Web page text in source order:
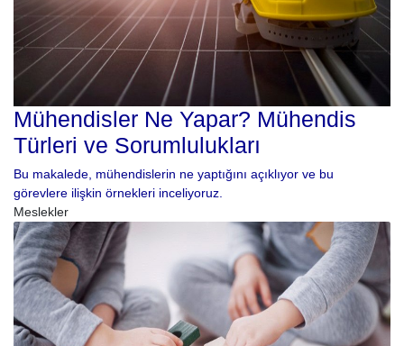
Mühendisler Ne Yapar? Mühendis
Türleri ve Sorumlulukları
Bu makalede, mühendislerin ne yaptığını açıklıyor ve bu
görevlere ilişkin örnekleri inceliyoruz.
Meslekler